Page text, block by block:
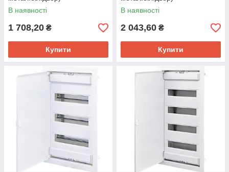
В наявності
1 708,20 ₴
Купити
В наявності
2 043,60 ₴
Купити